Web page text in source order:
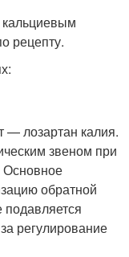
кальциевым
рецепту.
— лозартан калия.
звеном при
Основное
обратной
подавляется
регулирование